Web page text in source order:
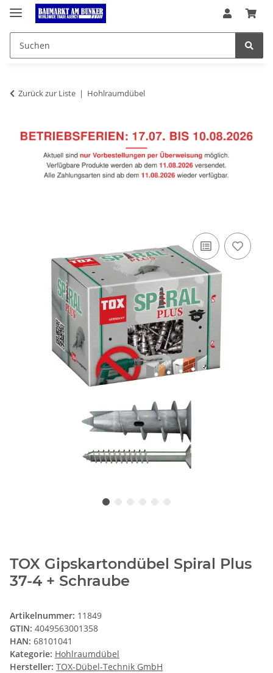
Zurück zur Liste Hohlraumdübel
TOX Gipskartondübel Spiral Plus
37-4 + Schraube
Artikelnummer: 11849
GTIN: 4049563001358
HAN: 68101041
Kategorie: Hohlraumdübel
Hersteller: TOX-Dübel-Technik GmbH